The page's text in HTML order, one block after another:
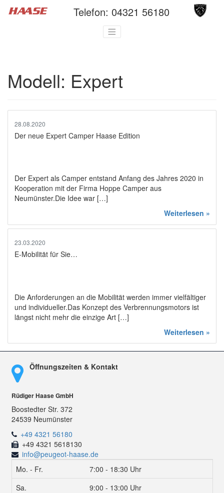
Telefon: 04321 56180
Modell: Expert
28.08.2020
Der neue Expert Camper Haase Edition
Der Expert als Camper entstand Anfang des Jahres 2020 in
Kooperation mit der Firma Hoppe Camper aus
Neumünster.Die Idee war […]
Weiterlesen »
23.03.2020
E-Mobilität für Sie…
Die Anforderungen an die Mobilität werden immer vielfältiger
und individueller.Das Konzept des Verbrennungsmotors ist
längst nicht mehr die einzige Art […]
Weiterlesen »
Öffnungszeiten & Kontakt
Rüdiger Haase GmbH
Boostedter Str. 372
24539 Neumünster
+49 4321 56180
+49 4321 5618130
info@peugeot-haase.de
Mo. - Fr.
7:00 - 18:30 Uhr
Sa.
9:00 - 13:00 Uhr